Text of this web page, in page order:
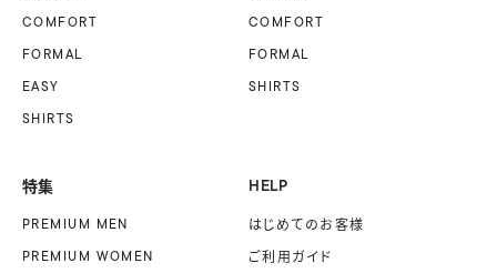
COMFORT
FORMAL
EASY
SHIRTS
COMFORT
FORMAL
SHIRTS
特集
PREMIUM MEN
PREMIUM WOMEN
HELP
はじめてのお客様
ご利用ガイド